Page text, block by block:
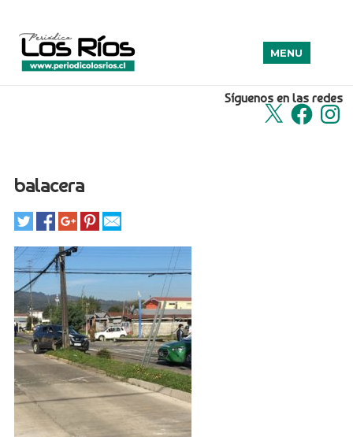
Síguenos en las redes
X Facebook
MENU
balacera